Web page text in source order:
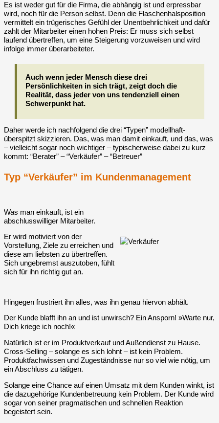
Es ist weder gut für die Firma, die abhängig ist und erpressbar
wird, noch für die Person selbst. Denn die Flaschenhalsposition
vermittelt ein trügerisches Gefühl der Unentbehrlichkeit und dafür
zahlt der Mitarbeiter einen hohen Preis: Er muss sich selbst
laufend übertreffen, um eine Steigerung vorzuweisen und wird
infolge immer überarbeiteter.
Auch wenn jeder Mensch diese drei
Persönlichkeiten in sich trägt, zeigt doch die
Realität, dass jeder von uns tendenziell einen
Schwerpunkt hat.
Daher werde ich nachfolgend die drei “Typen” modellhaft-
überspitzt skizzieren. Das, was man damit einkauft, und das, was
– vielleicht sogar noch wichtiger – typischerweise dabei zu kurz
kommt: “Berater” – “Verkäufer” – “Betreuer”
Typ “Verkäufer” im Kundenmanagement
Was man einkauft, ist ein
abschlusswilliger Mitarbeiter.
Er wird motiviert von der
Vorstellung, Ziele zu erreichen und
diese am liebsten zu übertreffen.
Sich ungebremst auszutoben, fühlt
sich für ihn richtig gut an.
Hingegen frustriert ihn alles, was ihn genau hiervon abhält.
Der Kunde blafft ihn an und ist unwirsch? Ein Ansporn! »Warte nur,
Dich kriege ich noch!«
Natürlich ist er im Produktverkauf und Außendienst zu Hause.
Cross-Selling – solange es sich lohnt – ist kein Problem.
Produktfachwissen und Zugeständnisse nur so viel wie nötig, um
ein Abschluss zu tätigen.
Solange eine Chance auf einen Umsatz mit dem Kunden winkt, ist
die dazugehörige Kundenbetreuung kein Problem. Der Kunde wird
sogar von seiner pragmatischen und schnellen Reaktion
begeistert sein.